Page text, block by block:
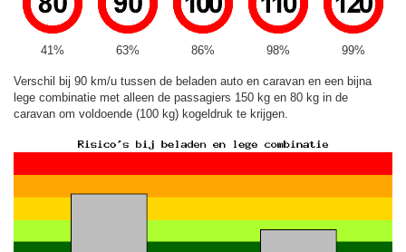
41% 63% 86% 98% 99%
Verschil bij 90 km/u tussen de beladen auto en caravan en een bijna
lege combinatie met alleen de passagiers 150 kg en 80 kg in de
caravan om voldoende (100 kg) kogeldruk te krijgen.